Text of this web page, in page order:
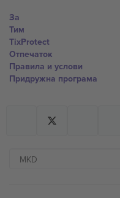
За
Тим
TixProtect
Отпечаток
Правила и услови
Придружна програма